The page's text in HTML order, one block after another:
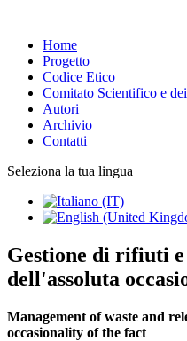
Home
Progetto
Codice Etico
Comitato Scientifico e
Autori
Archivio
Contatti
Seleziona la tua lingua
Gestione di rifiuti
dell'assoluta
Management of waste and
occasionality of the fact